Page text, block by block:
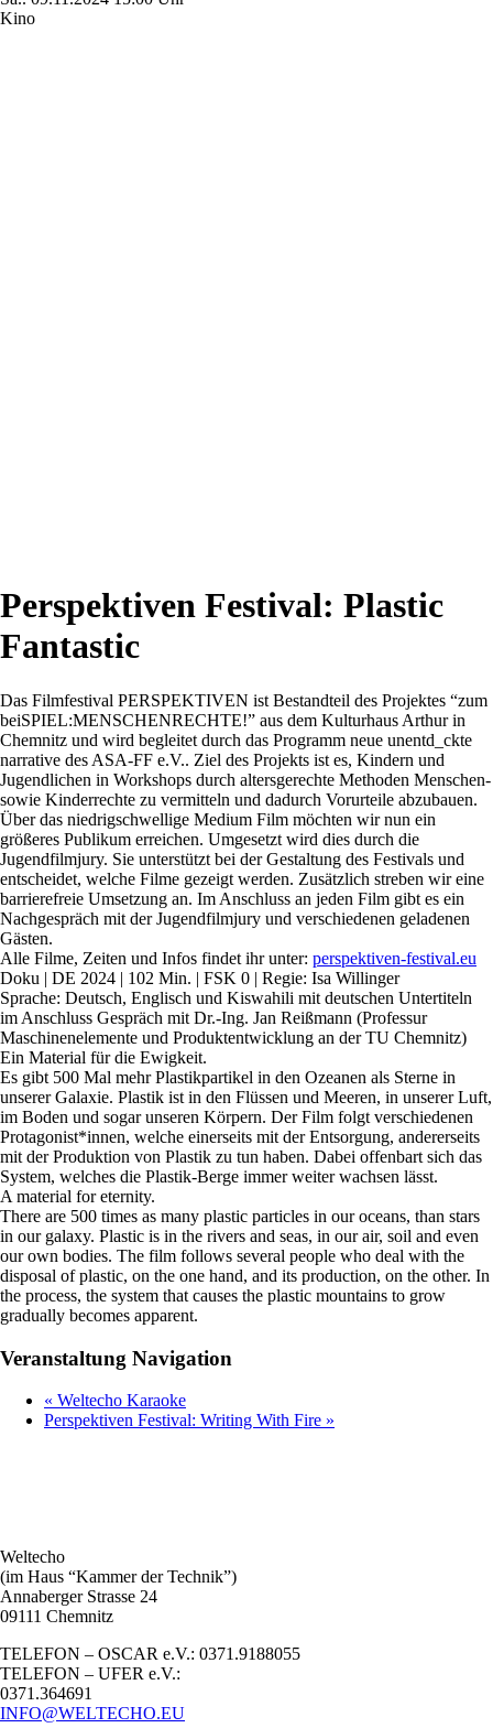
Kino
Perspektiven Festival: Plastic
Fantastic
Das Filmfestival PERSPEKTIVEN ist Bestandteil des Projektes “zum
beiSPIEL:MENSCHENRECHTE!” aus dem Kulturhaus Arthur in
Chemnitz und wird begleitet durch das Programm neue unentd_ckte
narrative des ASA-FF e.V.. Ziel des Projekts ist es, Kindern und
Jugendlichen in Workshops durch altersgerechte Methoden Menschen-
sowie Kinderrechte zu vermitteln und dadurch Vorurteile abzubauen.
Über das niedrigschwellige Medium Film möchten wir nun ein
größeres Publikum erreichen. Umgesetzt wird dies durch die
Jugendfilmjury. Sie unterstützt bei der Gestaltung des Festivals und
entscheidet, welche Filme gezeigt werden. Zusätzlich streben wir eine
barrierefreie Umsetzung an. Im Anschluss an jeden Film gibt es ein
Nachgespräch mit der Jugendfilmjury und verschiedenen geladenen
Gästen.
Alle Filme, Zeiten und Infos findet ihr unter: perspektiven-festival.eu
Doku | DE 2024 | 102 Min. | FSK 0 | Regie: Isa Willinger
Sprache: Deutsch, Englisch und Kiswahili mit deutschen Untertiteln
im Anschluss Gespräch mit Dr.-Ing. Jan Reißmann (Professur
Maschinenelemente und Produktentwicklung an der TU Chemnitz)
Ein Material für die Ewigkeit.
Es gibt 500 Mal mehr Plastikpartikel in den Ozeanen als Sterne in
unserer Galaxie. Plastik ist in den Flüssen und Meeren, in unserer Luft,
im Boden und sogar unseren Körpern. Der Film folgt verschiedenen
Protagonist*innen, welche einerseits mit der Entsorgung, andererseits
mit der Produktion von Plastik zu tun haben. Dabei offenbart sich das
System, welches die Plastik-Berge immer weiter wachsen lässt.
A material for eternity.
There are 500 times as many plastic particles in our oceans, than stars
in our galaxy. Plastic is in the rivers and seas, in our air, soil and even
our own bodies. The film follows several people who deal with the
disposal of plastic, on the one hand, and its production, on the other. In
the process, the system that causes the plastic mountains to grow
gradually becomes apparent.
Veranstaltung Navigation
« Weltecho Karaoke
Perspektiven Festival: Writing With Fire »
Weltecho
(im Haus “Kammer der Technik”)
Annaberger Strasse 24
09111 Chemnitz
TELEFON – OSCAR e.V.: 0371.9188055
TELEFON – UFER e.V.:
0371.364691
INFO@WELTECHO.EU